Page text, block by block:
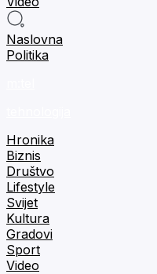
Naslovna
Politika
Hronika
Biznis
Društvo
Lifestyle
Svijet
Kultura
Gradovi
Sport
Video